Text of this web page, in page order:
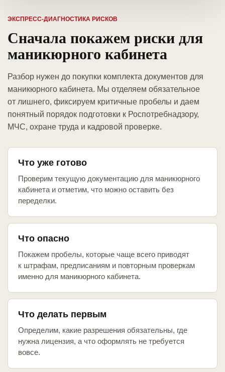
ЭКСПРЕСС-ДИАГНОСТИКА РИСКОВ
Сначала покажем риски для
маникюрного кабинета
Разбор нужен до покупки комплекта документов для
маникюрного кабинета. Мы отделяем обязательное
от лишнего, фиксируем критичные пробелы и даем
понятный порядок подготовки к Роспотребнадзору,
МЧС, охране труда и кадровой проверке.
Что уже готово
Проверим текущую документацию для маникюрного
кабинета и отметим, что можно оставить без
переделки.
Что опасно
Покажем пробелы, которые чаще всего приводят
к штрафам, предписаниям и повторным проверкам
именно для маникюрного кабинета.
Что делать первым
Определим, какие разрешения обязательны, где
нужна лицензия, а что оформлять не требуется
вовсе.